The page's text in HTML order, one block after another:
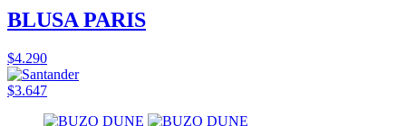
BLUSA PARIS
$4.290
$3.647